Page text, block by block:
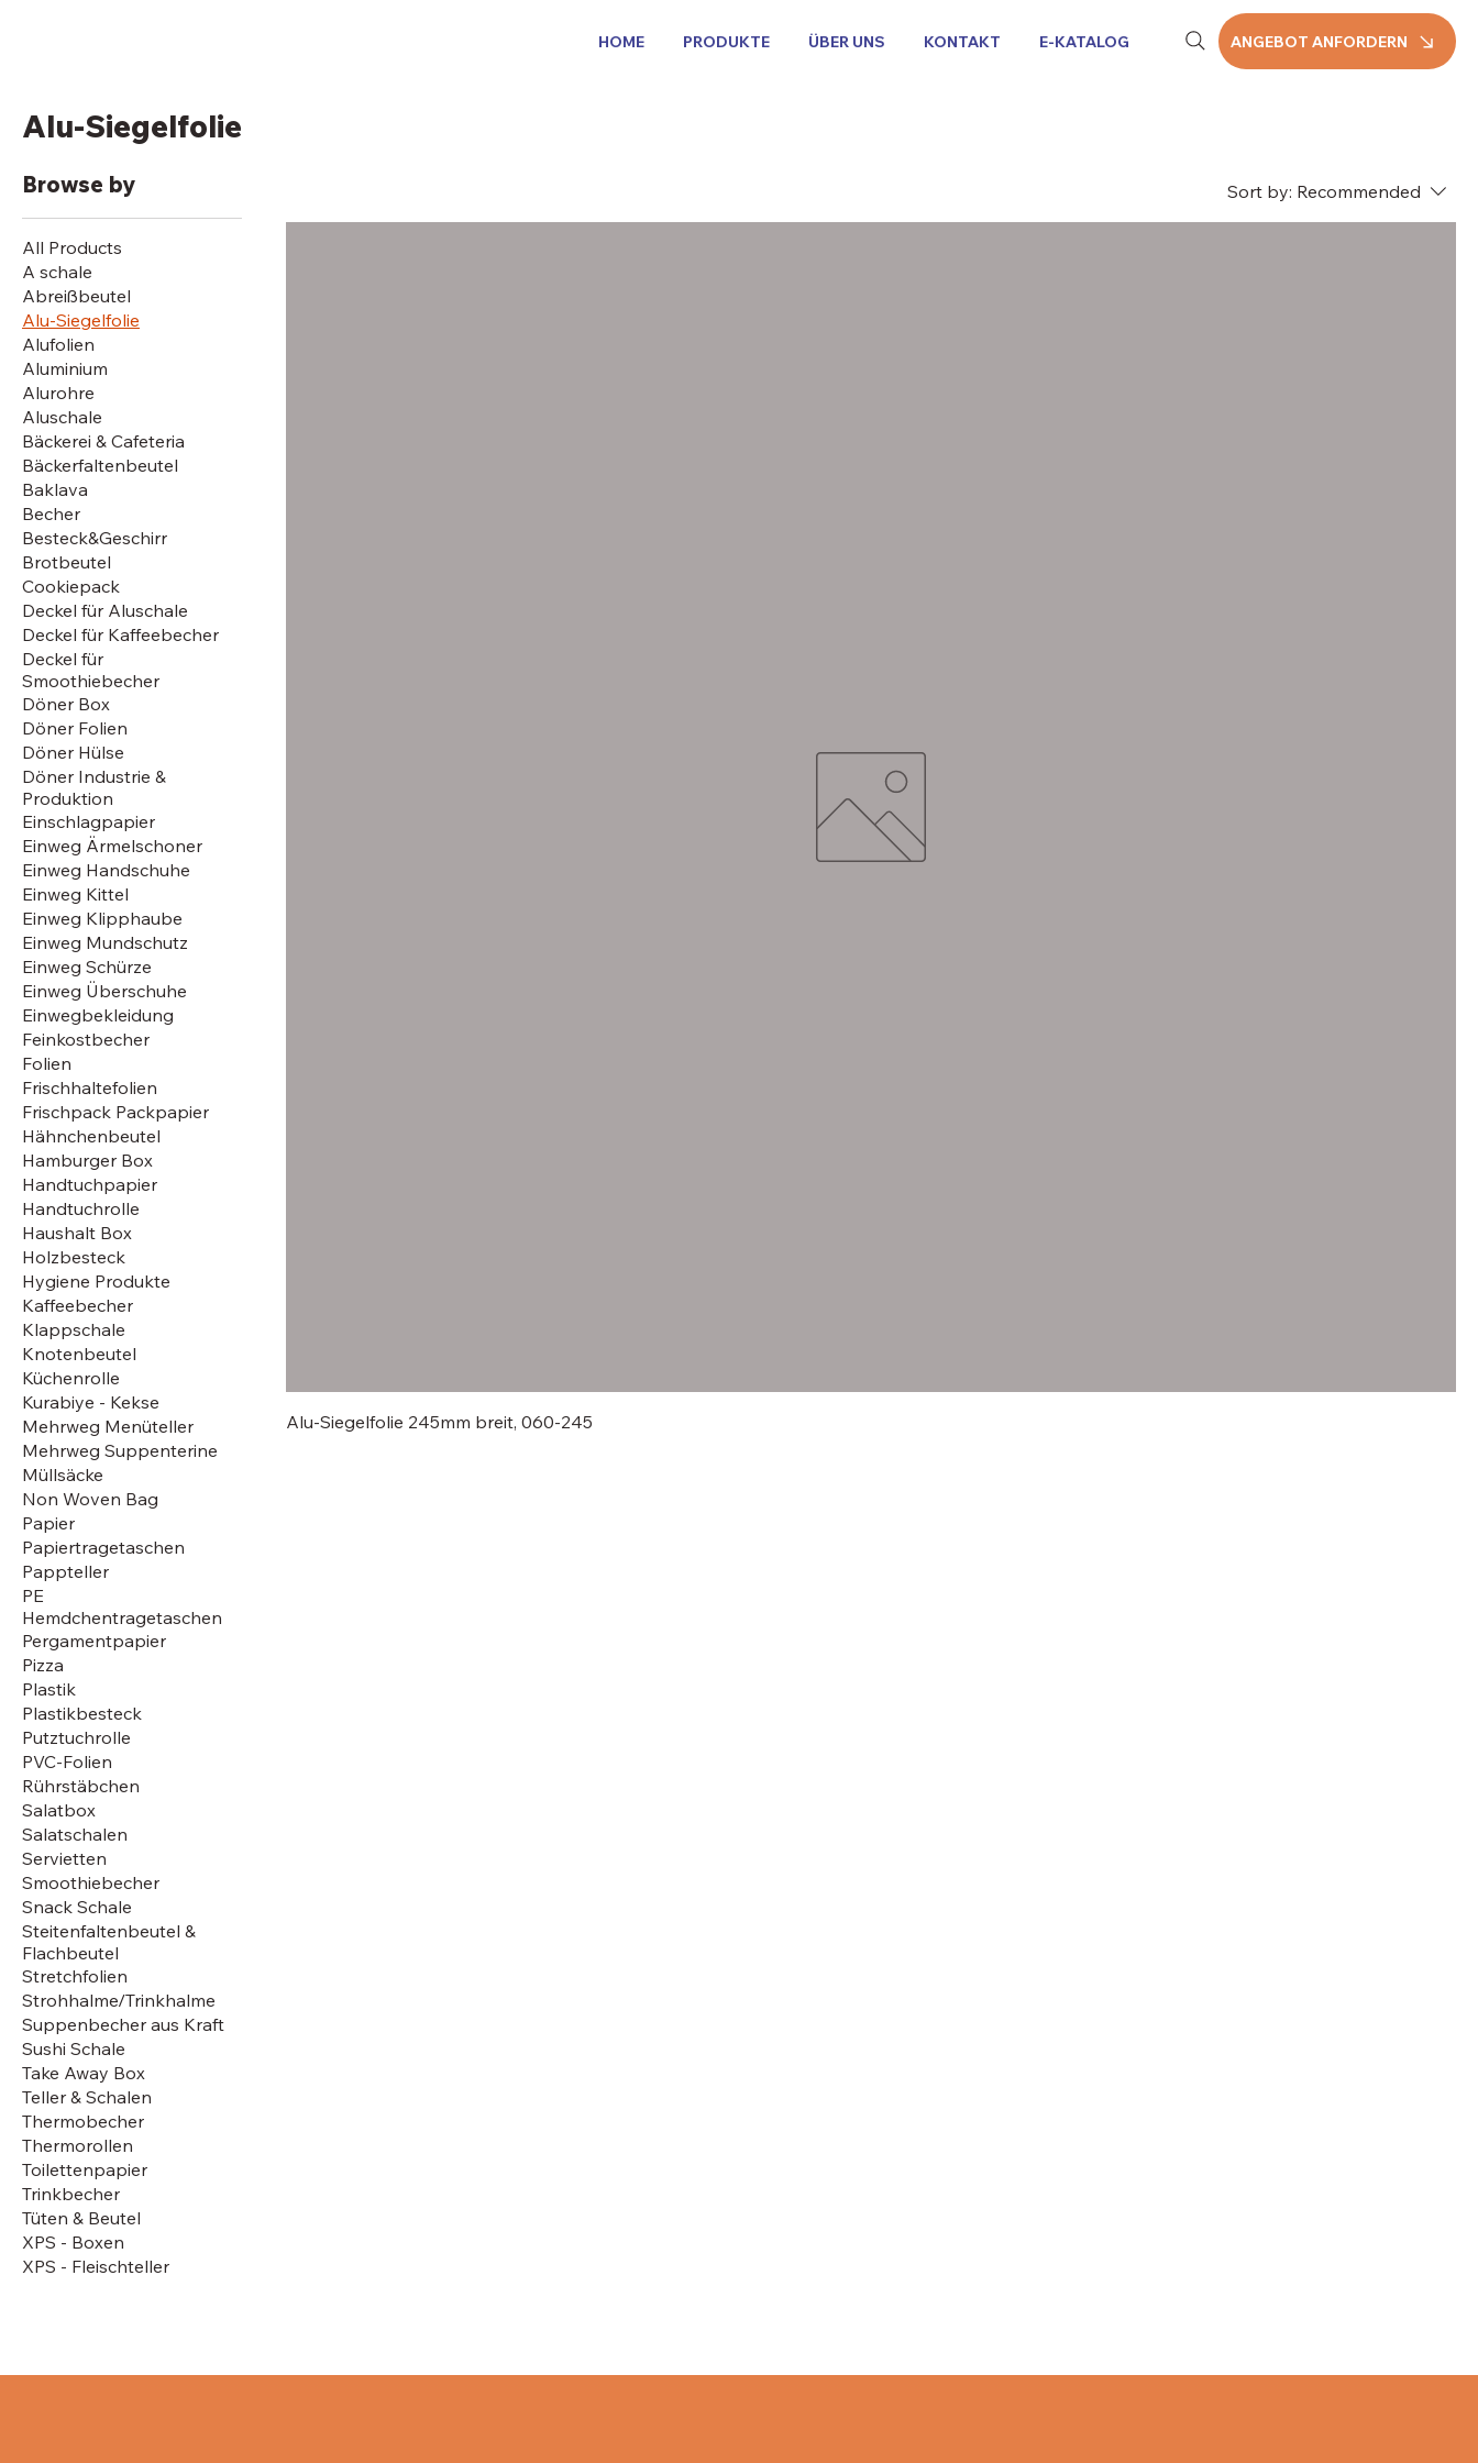
ANGEBOT ANFORDERN
HOME PRODUKTE ÜBER UNS KONTAKT E-KATALOG
Alu-Siegelfolie
Browse by
All Products
A schale
Abreißbeutel
Alu-Siegelfolie
Alufolien
Aluminium
Alurohre
Aluschale
Bäckerei & Cafeteria
Bäckerfaltenbeutel
Baklava
Becher
Besteck&Geschirr
Brotbeutel
Cookiepack
Deckel für Aluschale
Deckel für Kaffeebecher
Deckel für
Smoothiebecher
Döner Box
Döner Folien
Döner Hülse
Döner Industrie &
Produktion
Einschlagpapier
Einweg Ärmelschoner
Einweg Handschuhe
Einweg Kittel
Einweg Klipphaube
Einweg Mundschutz
Einweg Schürze
Einweg Überschuhe
Einwegbekleidung
Feinkostbecher
Folien
Frischhaltefolien
Frischpack Packpapier
Hähnchenbeutel
Hamburger Box
Handtuchpapier
Handtuchrolle
Haushalt Box
Holzbesteck
Hygiene Produkte
Kaffeebecher
Klappschale
Knotenbeutel
Küchenrolle
Kurabiye - Kekse
Mehrweg Menüteller
Mehrweg Suppenterine
Müllsäcke
Non Woven Bag
Papier
Papiertragetaschen
Pappteller
PE
Hemdchentragetaschen
Pergamentpapier
Pizza
Plastik
Plastikbesteck
Putztuchrolle
PVC-Folien
Rührstäbchen
Salatbox
Salatschalen
Servietten
Smoothiebecher
Snack Schale
Steitenfaltenbeutel &
Flachbeutel
Stretchfolien
Strohhalme/Trinkhalme
Suppenbecher aus Kraft
Sushi Schale
Take Away Box
Teller & Schalen
Thermobecher
Thermorollen
Toilettenpapier
Trinkbecher
Tüten & Beutel
XPS - Boxen
XPS - Fleischteller
Sort by: Recommended
Alu-Siegelfolie 245mm breit, 060-245